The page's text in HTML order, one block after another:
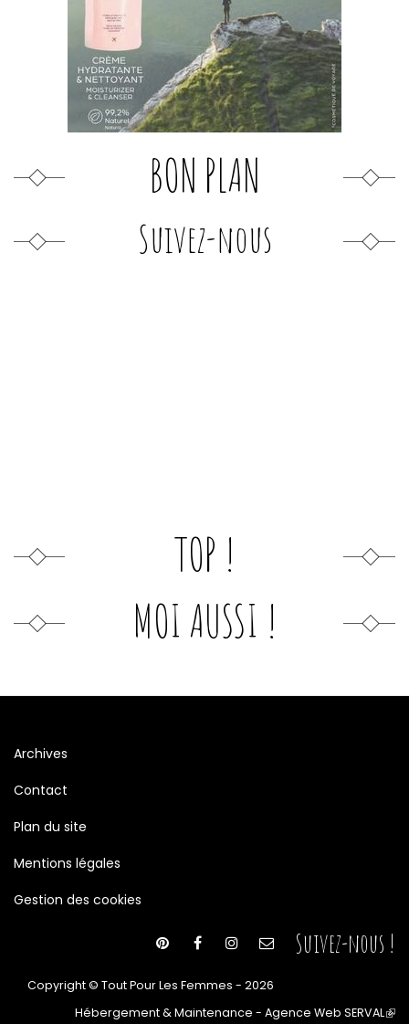
BON PLAN
Suivez-nous
TOP !
MOI AUSSI !
Archives
Contact
Plan du site
Mentions légales
Gestion des cookies
Suivez-nous !
Copyright © Tout Pour Les Femmes - 2026
Hébergement & Maintenance - Agence Web SERVAL(le